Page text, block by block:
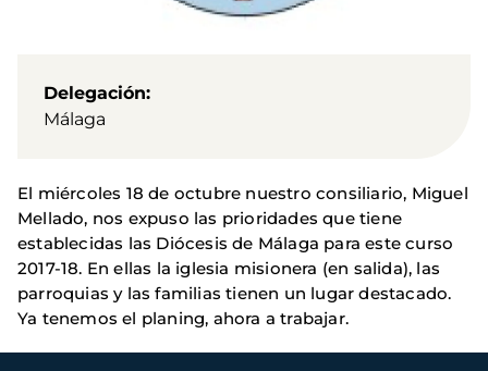
Delegación
Málaga
El miércoles 18 de octubre nuestro consiliario, Miguel
Mellado, nos expuso las prioridades que tiene
establecidas las Diócesis de Málaga para este curso
2017-18. En ellas la iglesia misionera (en salida), las
parroquias y las familias tienen un lugar destacado.
Ya tenemos el planing, ahora a trabajar.